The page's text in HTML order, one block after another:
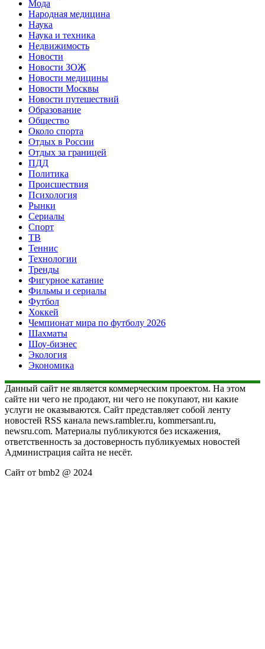
Мода
Народная медицина
Наука
Наука и техника
Недвижимость
Новости
Новости ЗОЖ
Новости медицины
Новости Москвы
Новости путешествий
Образование
Общество
Около спорта
Отдых в России
Отдых за границей
ПДД
Политика
Происшествия
Психология
Рынки
Сериалы
Спорт
ТВ
Теннис
Технологии
Тренды
Фигурное катание
Фильмы и сериалы
Футбол
Хоккей
Чемпионат мира по футболу 2026
Шахматы
Шоу-бизнес
Экология
Экономика
Данный сайт не является коммерческим проектом. На этом
сайте ни чего не продают, ни чего не покупают, ни какие
услуги не оказываются. Сайт представляет собой ленту
новостей RSS канала news.rambler.ru, kommersant.ru,
newsru.com. Материалы публикуются без искажения,
ответственность за достоверность публикуемых новостей
Администрация сайта не несёт.
Сайт от bmb2 @ 2024